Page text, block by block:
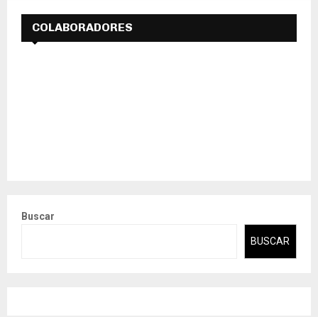
COLABORADORES
Buscar
BUSCAR